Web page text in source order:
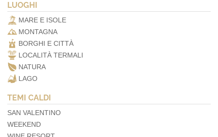
LUOGHI
MARE E ISOLE
MONTAGNA
BORGHI E CITTÀ
LOCALITÀ TERMALI
NATURA
LAGO
TEMI CALDI
SAN VALENTINO
WEEKEND